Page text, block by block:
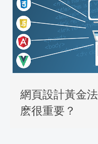
網頁設計黃金
麽很重要？